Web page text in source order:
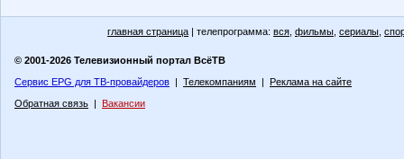
главная страница | телепрограмма: вся фильмы сериалы
© 2001-2026 Телевизионный портал ВсёТВ
Сервис EPG для ТВ-провайдеров | Телекомпаниям | Реклама на сайте
Обратная связь | Вакансии